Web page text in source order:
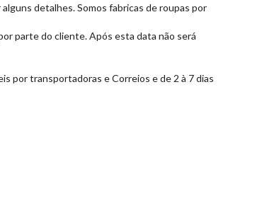
detalhes. Somos fabricas de roupas por
parte do cliente. Após esta data não será
por transportadoras e Correios e de 2 à 7 dias